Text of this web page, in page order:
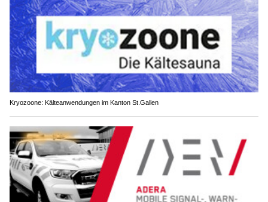
Kryozoone: Kälteanwendungen im Kanton St.Gallen